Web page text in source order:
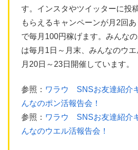
す。インスタやツイッターに投
もらえるキャンペーンが月2回
で毎月100円稼げます。みんなの
は毎月1日～月末、みんなのウ
月20日～23日開催しています。
参照： ワラウ SNSお友達紹介
んなのポン活報告会！
参照： ワラウ SNSお友達紹介
んなのウエル活報告会！